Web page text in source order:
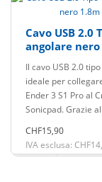
Cavo USB 2.0
angolare nero
Il cavo USB 2.0 tipo
ideale per
Ender 3 S1 Pro al
Sonicpad. Grazie
CHF15,90
IVA esclusa: